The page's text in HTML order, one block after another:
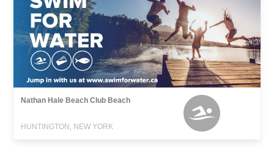
Nathan Hale Beach Club Beach
HUNTINGTON, NEW YORK